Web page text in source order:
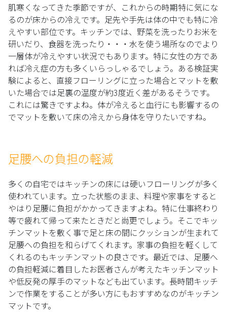
肌寒くなってきた季節ですが、これからの時期特に気にな
るのが床からの冷えです。足先や手先は体の中でも特に冷
えやすい部位です。キッチンでは、野菜を洗ったりお米を
研いだり、食器を洗ったり・・・水を使う場所なのでより
一層体が冷えやすい状況でもあります。特に女性の方であ
れば冷え症の方も多くいらっしゃるでしょう。ある検証実
験によると、直接フローリングに立った場合とマットを敷
いた場合では足裏の温度が約3度近く差があるそうです。
これには驚きですよね。体が冷えると血行にも影響するの
でマットを敷いて床の冷えから身体を守りたいですね。
足腰への負担の軽減
多くの自宅ではキッチンの床には硬いフローリングが多く
使われています。立った状態のまま、料理や家事をすると
やはり足腰に負担がかかってきますよね。特に仕事終わり
等で疲れて帰って来たときだと尚更でしょう。そこでキッ
チンマットを敷く事で足と床の間にクッションが生まれて
足腰への負担を和らげてくれます。家事の負担を軽くして
くれるのもキッチンマットの良さです。最近では、足腰へ
の負担軽減に着目したお医者さんが考えたキッチンマット
や低反発の厚手のマットなども出ています。長時間キッチ
ンで作業をすることが多い方にもおすすめなのがキッチン
マットです。